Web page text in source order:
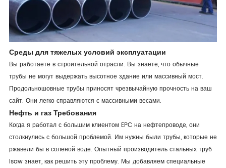
Среды для тяжелых условий эксплуатации
Вы работаете в строительной отрасли. Вы знаете, что обычные
трубы не могут выдержать высотное здание или массивный мост.
Продольношовные трубы приносят чрезвычайную прочность на ваш
сайт. Они легко справляются с массивными весами.
Нефть и газ Требования
Когда я работал с большим клиентом EPC на нефтепроводе, они
столкнулись с большой проблемой. Им нужны были трубы, которые не
ржавели бы в соленой воде. Опытный производитель стальных труб
lsaw знает, как решить эту проблему. Мы добавляем специальные